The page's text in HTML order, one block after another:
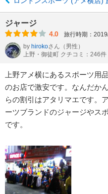
ジャージ
4.0
旅行時期：
by hirokoさん （男性）
上野・御徒町 クチコミ：246件
上野アメ横にあるスポーツ用
のお店で激安です。なんだか
らの割引はアタリマエです。
ーツブランドのジャージやス
です。